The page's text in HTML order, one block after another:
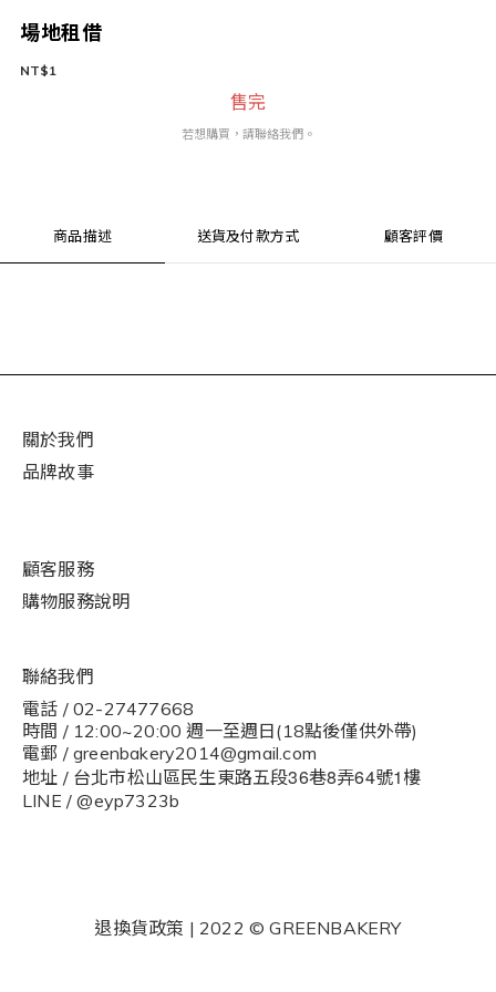
場地租借
NT$1
售完
若想購買，請聯絡我們。
商品描述 送貨及付款方式 顧客評價
關於我們
品牌故事
顧客服務
購物服務說明
聯絡我們
電話 / 02-27477668
時間 / 12:00~20:00 週一至週日(18點後僅供外帶)
電郵 / greenbakery2014@gmail.com
地址 / 台北市松山區民生東路五段36巷8弄64號1 樓
LINE / @eyp7323b
退換貨政策 | 2022 © GREENBAKERY